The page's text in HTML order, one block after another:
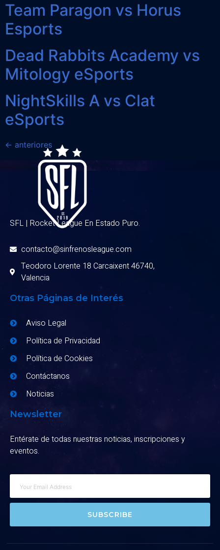
Team Paragon vs Horus
Esports
Dead Rabbits Academy vs
Mitology eSports
NightSkills A vs Clat
eSports
← anteriores
SFL | Rocket League En Estado Puro.
contacto@sinfrenosleague.com
Teodoro Lorente 18 Carcaixent 46740,
Valencia
Otras Páginas de Interés
Aviso Legal
Política de Privacidad
Política de Cookies
Contáctanos
Noticias
Newsletter
Entérate de todas nuestras noticias, inscripciones y
eventos.
SUBSCRIBE